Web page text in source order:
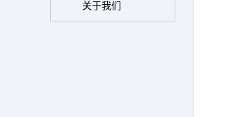
关于我们